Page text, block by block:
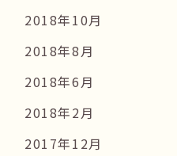
2018年10月
2018年8月
2018年6月
2018年2月
2017年12月